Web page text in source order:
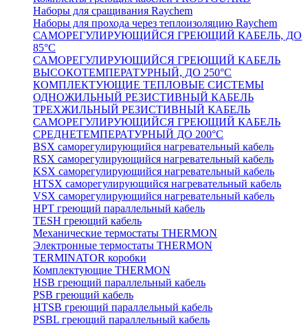
Наборы для сращивания Raychem
Наборы для прохода через теплоизоляцию Raychem
САМОРЕГУЛИРУЮЩИЙСЯ ГРЕЮЩИЙ КАБЕЛЬ, ДО
85°С
САМОРЕГУЛИРУЮЩИЙСЯ ГРЕЮЩИЙ КАБЕЛЬ
ВЫСОКОТЕМПЕРАТУРНЫЙ, ДО 250°С
КОМПЛЕКТУЮЩИЕ ТЕПЛОВЫЕ СИСТЕМЫ
ОДНОЖИЛЬНЫЙ РЕЗИСТИВНЫЙ КАБЕЛЬ
ТРЕХЖИЛЬНЫЙ РЕЗИСТИВНЫЙ КАБЕЛЬ
САМОРЕГУЛИРУЮЩИЙСЯ ГРЕЮЩИЙ КАБЕЛЬ
СРЕДНЕТЕМПЕРАТУРНЫЙ ДО 200°С
BSX саморегулирующийся нагревательный кабель
RSX саморегулирующийся нагревательный кабель
KSX саморегулирующийся нагревательный кабель
HTSX саморегулирующийся нагревательный кабель
VSX саморегулирующийся нагревательный кабель
НРТ греющий параллельный кабель
TESH греющий кабель
Механические термостаты THERMON
Электронные термостаты THERMON
TERMINATOR коробки
Комплектующие THERMON
HSB греющий параллельный кабель
PSB греющий кабель
HTSB греющий параллельный кабель
PSBL греющий параллельный кабель